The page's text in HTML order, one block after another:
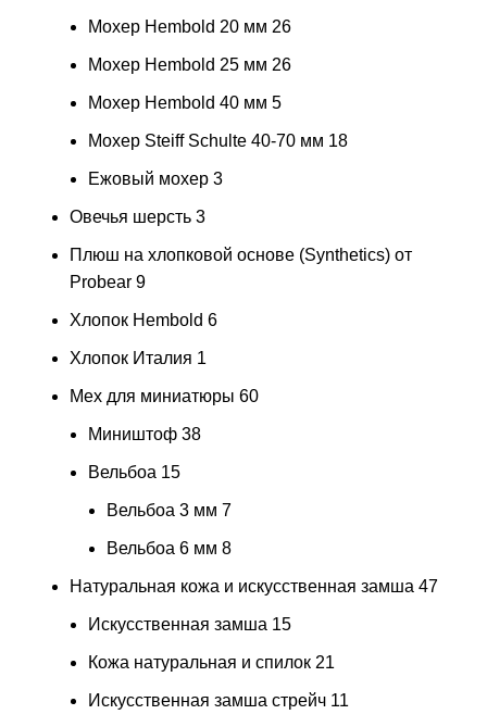
Мохер Hembold 20 мм 26
Мохер Hembold 25 мм 26
Мохер Hembold 40 мм 5
Мохер Steiff Schulte 40-70 мм 18
Ежовый мохер 3
Овечья шерсть 3
Плюш на хлопковой основе (Synthetics) от
Probear 9
Хлопок Hembold 6
Хлопок Италия 1
Мех для миниатюры 60
Миништоф 38
Вельбоа 15
Вельбоа 3 мм 7
Вельбоа 6 мм 8
Натуральная кожа и искусственная замша 47
Искусственная замша 15
Кожа натуральная и спилок 21
Искусственная замша стрейч 11